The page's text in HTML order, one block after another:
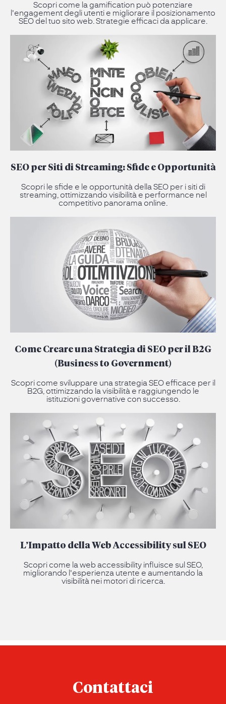
Scopri come la gamification può potenziare
l'engagement degli utenti e migliorare il posizionamento
SEO del tuo sito web. Strategie efficaci da applicare.
SEO per Siti di Streaming: Sfide e Opportunità
Scopri le sfide e le opportunità della SEO per i siti di
streaming, ottimizzando visibilità e performance nel
competitivo panorama online.
Come Creare una Strategia di SEO per il B2G
(Business to Government)
Scopri come sviluppare una strategia SEO efficace per il
B2G, ottimizzando la visibilità e raggiungendo le
istituzioni governative con successo.
L’Impatto della Web Accessibility sul SEO
Scopri come la web accessibility influisce sul SEO,
migliorando l'esperienza utente e aumentando la
visibilità nei motori di ricerca.
Contattaci